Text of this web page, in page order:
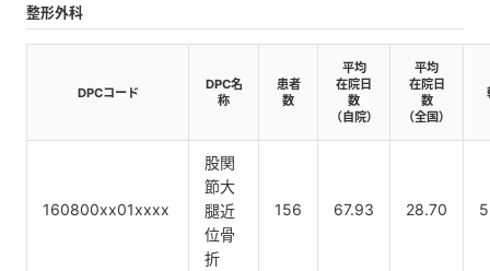
整形外科
DPCコード
DPC名
称
患者
数
平均
在院日
数
（自院）
平均
在院日
数
（全国）
160800xx01xxxx
股関
節大
腿近
位骨
折
156 67.93 28.70